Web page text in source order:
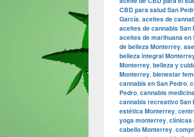
CBD para salud San
García, aceites de
aceites de cannabis San
aceites de marihuana en
de belleza Monterrey,
belleza integral
Monterrey, belleza y
Monterrey, bienestar
cannabis en San Pedro,
Pedro, cannabis
cannabis recreativo San
estética Monterrey,
yoga monterrey, clínicas
cabello Monterrey,